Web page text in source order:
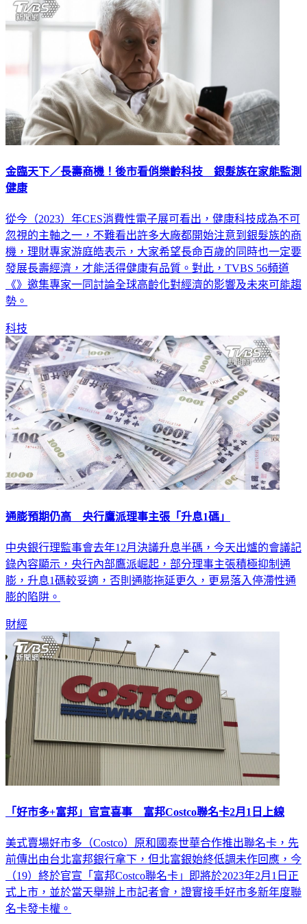
金臨天下／長壽商機！後市看俏樂齡科技 銀髮族在家能監測
從今（2023）年CES消費性電子展可看出，健康科技成為不可
忽視的主軸之一，不難看出許多大廠都開始注意到銀髮族的商
機，理財專家游庭皓表示，大家希望長命百歲的同時也一定要
發展長壽經濟，才能活得健康有品質。對此，TVBS 56頻道
《》邀集專家一同討論全球高齡化對經濟的影響及未來可能趨
科技
中央銀行理監事會去年12月決議升息半碼，今天出爐的會議記
錄內容顯示，央行內部鷹派崛起，部分理事主張積極抑制通
膨，升息1碼較妥適，否則通膨拖延更久，更易落入停滯性通
財經
美式賣場好市多（Costco）原和國泰世華合作推出聯名卡，先
前傳出由台北富邦銀行拿下，但北富銀始終低調未作回應，今
（19）終於官宣「富邦Costco聯名卡」即將於2023年2月1日正
式上市，並於當天舉辦上市記者會，證實接手好市多新年度聯